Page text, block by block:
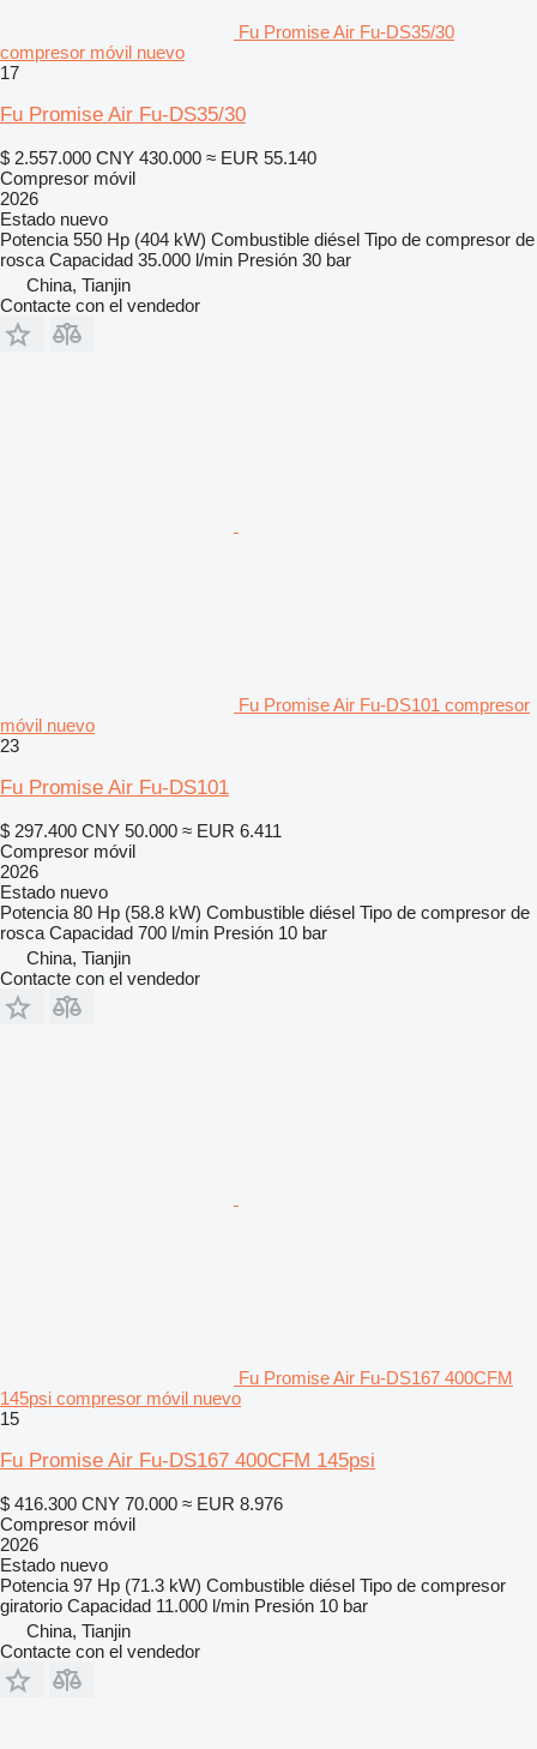
Fu Promise Air Fu-DS35/30
compresor móvil nuevo
17
Fu Promise Air Fu-DS35/30
$ 2.557.000 CNY 430.000 ≈ EUR 55.140
Compresor móvil
2026
Estado nuevo
Potencia 550 Hp (404 kW) Combustible diésel Tipo de compresor de
rosca Capacidad 35.000 l/min Presión 30 bar
China, Tianjin
Contacte con el vendedor
Fu Promise Air Fu-DS101 compresor
móvil nuevo
23
Fu Promise Air Fu-DS101
$ 297.400 CNY 50.000 ≈ EUR 6.411
Compresor móvil
2026
Estado nuevo
Potencia 80 Hp (58.8 kW) Combustible diésel Tipo de compresor de
rosca Capacidad 700 l/min Presión 10 bar
China, Tianjin
Contacte con el vendedor
Fu Promise Air Fu-DS167 400CFM
145psi compresor móvil nuevo
15
Fu Promise Air Fu-DS167 400CFM 145psi
$ 416.300 CNY 70.000 ≈ EUR 8.976
Compresor móvil
2026
Estado nuevo
Potencia 97 Hp (71.3 kW) Combustible diésel Tipo de compresor
giratorio Capacidad 11.000 l/min Presión 10 bar
China, Tianjin
Contacte con el vendedor